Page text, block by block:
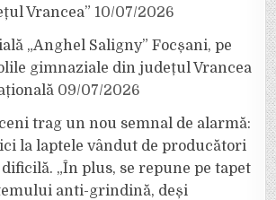
Vrancea” 10/07/2026
„Anghel Saligny” Focșani, pe
gimnaziale din județul Vrancea
09/07/2026
trag un nou semnal de alarmă:
la laptele vândut de producători
„În plus, se repune pe tapet
anti-grindină, deși